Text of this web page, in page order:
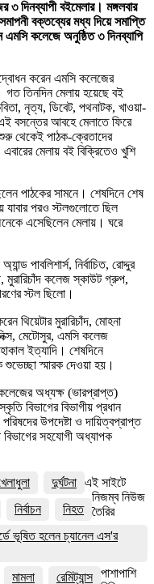
দিনব্যাপী বইমেলার। মঙ্গলবার
বক্তব্যের মধ্য দিয়ে সমাপ্তি
এমসি কলেজে অনুষ্ঠিত ৩ দিনব্যাপি
করেন এমসি কলেজের
তিনদিন মেলায় হয়েছে বই
নৃত্য, ডিবেট, পথনাটক, খাওয়া-
বসন্তের আবহে মেলাতে ফিরে
থেকেই পাঠক-ক্রেতাদের
মেলায় বই বিক্রিতেও খুশি
পাঠকের সামনে। শেষদিনে শেষ
যাবার পরও স্টলগুলোতে ছিল
এসেছিলেন মেলায়। ঘরে
পাবলিশার্স, নির্বাচিত, রোদ্দুর
মুরারিচাঁদ কলেজ স্কাউট গ্রুপ,
স্টল ছিলো।
থিয়েটার মুরারিচাঁদ, মোহনা
মেটোসুর, এমসি কলেজ
ইত্যাদি। শেষদিনে
শুভেচ্ছা স্মারক দেওয়া হয়।
অধ্যক্ষ (ভারপ্রাপ্ত)
বিভাগের বিভাগীয় প্রধান
উপদেষ্টা ও দায়িত্বপ্রাপ্ত
বিভাগের সহযোগী অধ্যাপক
দুর্ঘটনা
নির্বাচন
নিহত
ভূষিত হলেন চ্যানেল এস'র
মামলা
রেমিট্যান্স
এই সাইটে
নিজম্ব নিউজ
তৈরির
পাশাপাশি